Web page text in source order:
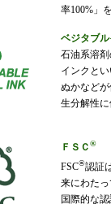
率100%」
ベジタブ
石油系溶
インクと
ぬかなど
生分解性
ＦＳＣ®
FSC®認証
来にわた
国際的な